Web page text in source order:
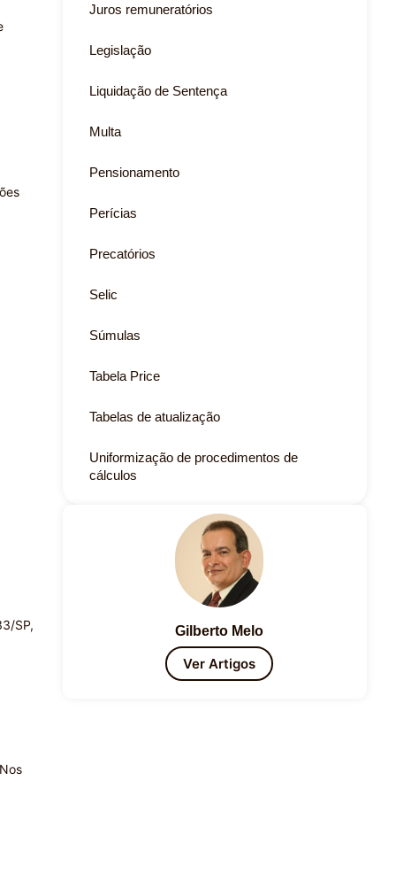
SP,
Juros remuneratórios
Legislação
Liquidação de Sentença
Multa
Pensionamento
Perícias
Precatórios
Selic
Súmulas
Tabela Price
Tabelas de atualização
Uniformização de procedimentos de
cálculos
Gilberto Melo
Ver Artigos